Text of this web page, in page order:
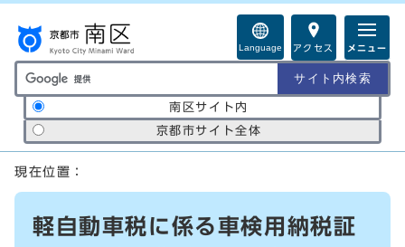
Language アクセス メニュー
サイト内検索の範囲
南区サイト内
京都市サイト全体
ここから本文です
現在位置：
軽自動車税に係る車検用納税証